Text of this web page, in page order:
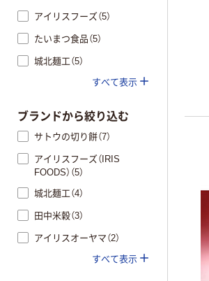
アイリスフーズ（5）
たいまつ食品（5）
城北麺工（5）
すべて表示
ブランドから絞り込む
サトウの切り餅（7）
アイリスフーズ（IRIS
FOODS）（5）
城北麺工（4）
田中米穀（3）
アイリスオーヤマ（2）
すべて表示